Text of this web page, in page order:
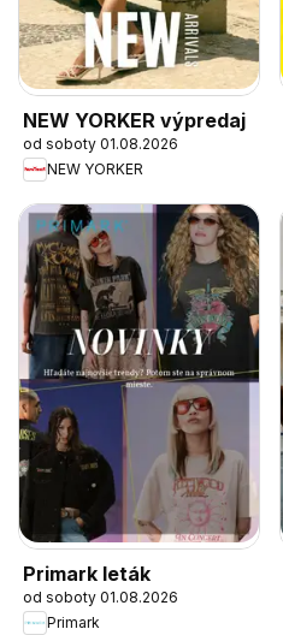
NEW YORKER výpredaj
od soboty 01.08.2026
NEW YORKER
Primark leták
od soboty 01.08.2026
Primark